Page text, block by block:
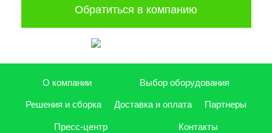
Обратиться в компанию
О компании
Выбор оборудования
Решения и сборка
Доставка и оплата
Партнеры
Пресс-центр
Контакты